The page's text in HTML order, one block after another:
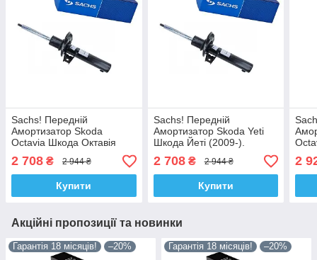
Sachs! Передній
Амортизатор Skoda
Octavia Шкода Октавія
(2003-). 317572 , 313053 ,
335808 Сакс!
2 708 ₴ 2 944 ₴
Купити
Sachs! Передній
Амортизатор Skoda Yeti
Шкода Йеті (2009-).
317572 , 313053 , 335808
Сакс!
2 708₴ 2 944 ₴
Купити
2
Акційні пропозиції та новинки
Гарантія 18 місяців! –20% Гарантія 18 місяців! –20%